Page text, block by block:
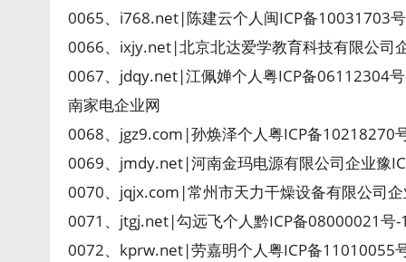
0065、i768.net|陈建云个人闽ICP备10031703
0066、ixjy.net|北京北达爱学教育科技有限公司
0067、jdqy.net|江佩婵个人粤ICP备06112304
南家电企业网
0068、jgz9.com|孙焕泽个人粤ICP备10218270
0069、jmdy.net|河南金玛电源有限公司企业豫
0070、jqjx.com|常州市天力干燥设备有限公司
0071、jtgj.net|勾远飞个人黔ICP备08000021号-
0072、kprw.net|劳嘉明个人粤ICP备11010055